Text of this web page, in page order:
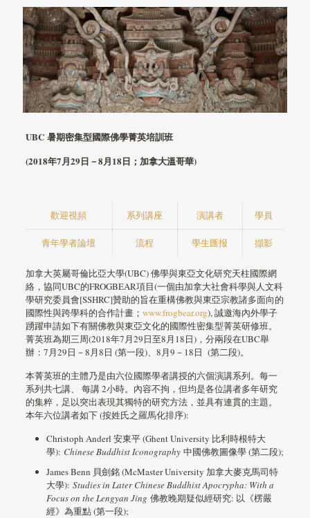
UBC 暑期密集型國際佛學菁英培訓班
(2018年7月29日－8月18日；加拿大溫哥華)
歡迎視頻 系列講座 演講者 學員
青年學者論壇 流程 學生匯报 擷影
加拿大英屬哥倫比亞大學(UBC) 佛學與東亞文化研究天柱國際網
絡，協同UBC的FROGBEAR項目(一個由加拿大社會科學與人文科
學研究委員會[SSHRC]贊助的旨在重構佛教與東亞宗教諸多面向的
國際性與跨學科的合作計畫； www.frogbear.org), 誠邀海內外學子
踴躍申請如下有關佛教與東亞文化的國際性密集型菁英研修班。
菁英班為期三周(2018年7月29日至8月18日)，分兩段在UBC舉
辦：7月29日－8月8日 (第一段)、8月9－18日 (第二段)。
本菁英班的主體乃是由六位國際學者講授的六個演講系列。每一
系列共七講、 每講 2小時。內容不拘，但均是各位講者多年研究
的集粹，足以突出表現其獨特的研究方法，並具有連貫的主題。
本年六位講者如下 (按姓氏之羅馬化排序):
Christoph Anderl 安東平 (Ghent University 比利時根特大
學): Chinese Buddhist Iconography中國佛教圖像學 (第二段);
James Benn 貝劍銘 (McMaster University 加拿大麥克馬司特
大學): Studies in Later Chinese Buddhist Apocrypha: With a
Focus on the Lengyan Jing 佛教晚期疑似經研究: 以《楞嚴
經》為重點 (第一段);